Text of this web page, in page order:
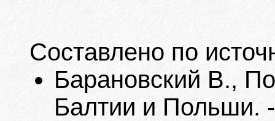
Составлено по
Барановский В.,
Балтии и Польши.